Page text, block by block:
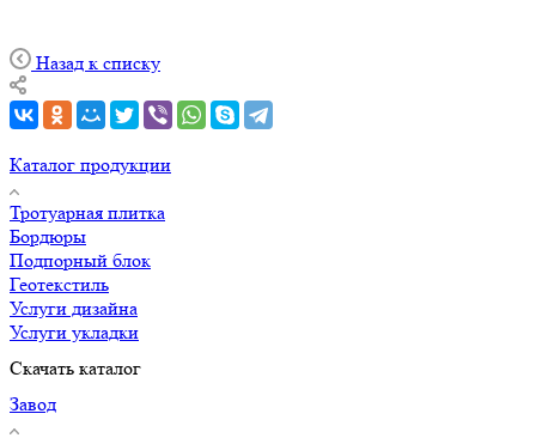
Назад к списку
Каталог продукции
Тротуарная плитка
Бордюры
Подпорный блок
Геотекстиль
Услуги дизайна
Услуги укладки
Скачать каталог
Завод